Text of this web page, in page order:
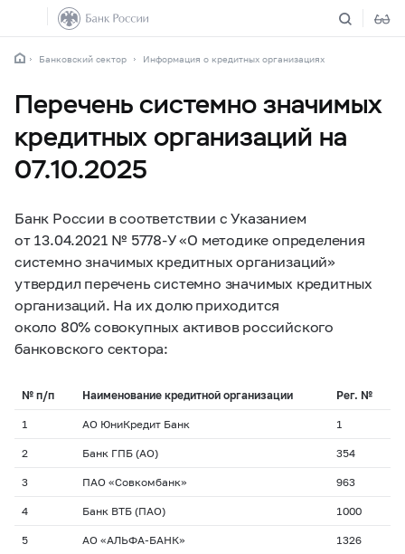
Банковский сектор Информация о кредитных организациях
Перечень системно значимых
кредитных организаций на
07.10.2025
Банк России в соответствии с Указанием
от 13.04.2021 № 5778-У«О методике определения
системно значимых кредитных организаций»
утвердил перечень системно значимых кредитных
организаций. На их долю приходится
около 80% совокупных активов российского
банковского сектора:
№ п/п Наименование кредитной организации Рег. №
1 АО ЮниКредит Банк 1
2 Банк ГПБ (АО) 354
3 ПАО «Совкомбанк» 963
4 Банк ВТБ (ПАО) 1000
5 АО «АЛЬФА-БАНК» 1326